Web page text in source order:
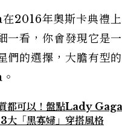
2016年奧斯卡典禮上
一看，你會發現它是
們的選擇，大膽有型
都可以！盤點Lady
「黑寡婦」穿搭風格